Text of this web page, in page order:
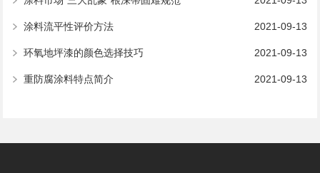
2021-09-13
涂料流平性评价方法
2021-09-13
环氧地坪漆的颜色选择技巧
2021-09-13
重防腐涂料特点简介